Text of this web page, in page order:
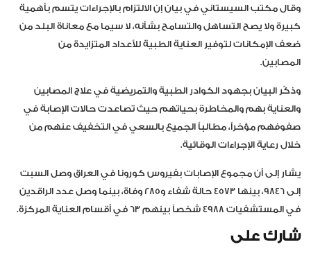
وقال مكتب السيستاني في بيان إن الالتزام بالإجراءات يتسم بأهمية
كبيرة ولا يصح التساهل والتسامح بشأنه، لا سيما مع معاناة البلد من
ضعف الإمكانات لتوفير العناية الطبية للأعداد المتزايدة من
المصابين.
وذكّر البيان بجهود الكوادر الطبية والتمريضية في علاج المصابين
والعناية بهم والمخاطرة بحياتهم حيث تصاعدت حالات الإصابة في
صفوفهم مؤخراً، مطالباً الجميع بالسعي في التخفيف عنهم من
خلال رعاية الإجراءات الوقائية.
يشار إلى أن مجموع الإصابات بفيروس كورونا في العراق وصل السبت
إلى 9846، بينها 4573 حالة شفاء و285 وفاة، بينما وصل عدد الراقدين
في المستشفيات 4988 شخصاً بينهم 63 في أقسام العناية المركزة.
شارك على